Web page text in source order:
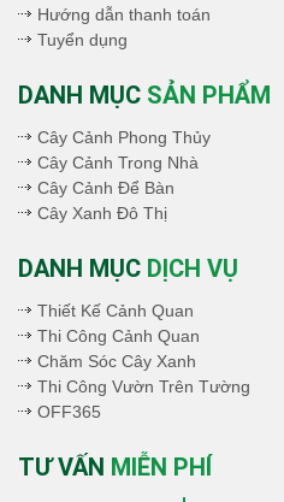
Hướng dẫn thanh toán
Tuyển dụng
DANH MỤC SẢN PHẨM
Cây Cảnh Phong Thủy
Cây Cảnh Trong Nhà
Cây Cảnh Để Bàn
Cây Xanh Đô Thị
DANH MỤC DỊCH VỤ
Thiết Kế Cảnh Quan
Thi Công Cảnh Quan
Chăm Sóc Cây Xanh
Thi Công Vườn Trên Tường
OFF365
TƯ VẤN MIỄN PHÍ